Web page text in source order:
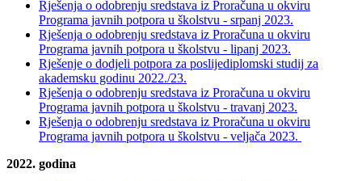
Rješenja o odobrenju sredstava iz Proračuna u okviru
Programa javnih potpora u školstvu - srpanj 2023.
Rješenja o odobrenju sredstava iz Proračuna u okviru
Programa javnih potpora u školstvu - lipanj 2023.
Rješenje o dodjeli potpora za poslijediplomski studij za
akademsku godinu 2022./23.
Rješenja o odobrenju sredstava iz Proračuna u okviru
Programa javnih potpora u školstvu - travanj 2023.
Rješenja o odobrenju sredstava iz Proračuna u okviru
Programa javnih potpora u školstvu - veljača 2023.
2022. godina